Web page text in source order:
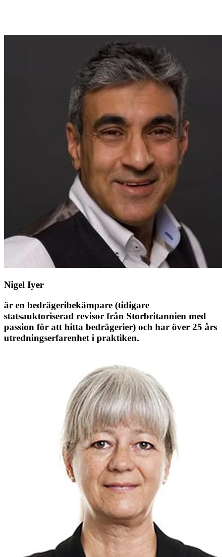
Nigel Iyer
är en bedrägeribekämpare (tidigare
statsauktoriserad revisor från Storbritannien med
passion för att hitta bedrägerier) och har över 25 års
utredningserfarenhet i praktiken.